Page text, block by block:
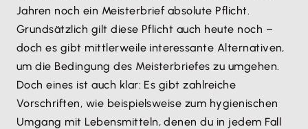
Jahren noch ein Meisterbrief absolute Pflicht.
Grundsätzlich gilt diese Pflicht auch heute noch –
doch es gibt mittlerweile interessante Alternativen,
um die Bedingung des Meisterbriefes zu umgehen.
Doch eines ist auch klar: Es gibt zahlreiche
Vorschriften, wie beispielsweise zum hygienischen
Umgang mit Lebensmitteln, denen du in jedem Fall